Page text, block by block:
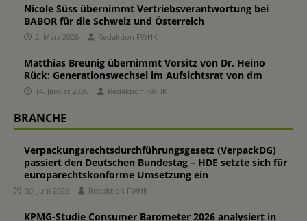
Nicole Süss übernimmt Vertriebsverantwortung bei
BABOR für die Schweiz und Österreich
2. März 2026 Redaktion FWHK
Matthias Breunig übernimmt Vorsitz von Dr. Heino
Rück: Generationswechsel im Aufsichtsrat von dm
14. Januar 2026 Redaktion FWHK
BRANCHE
Verpackungsrechtsdurchführungsgesetz (VerpackDG)
passiert den Deutschen Bundestag – HDE setzte sich für
europarechtskonforme Umsetzung ein
30. Juni 2026 Redaktion FWHK
KPMG-Studie Consumer Barometer 2026 analysiert in